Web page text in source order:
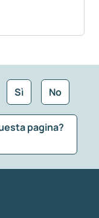
Sì No
pagina?